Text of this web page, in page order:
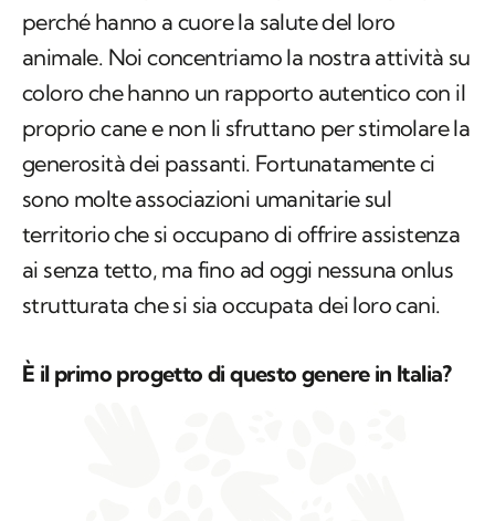
proprio cane e non li sfruttano per stimolare la
generosità dei passanti. Fortunatamente ci
sono molte associazioni umanitarie sul
territorio che si occupano di offrire assistenza
ai senza tetto, ma fino ad oggi nessuna onlus
strutturata che si sia occupata dei loro cani.
È il primo progetto di questo genere in Italia?